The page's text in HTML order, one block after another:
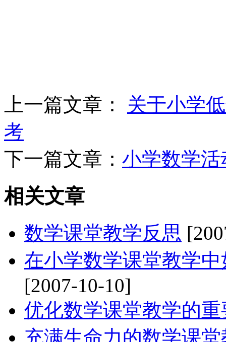
上一篇文章： 关于小学
考
下一篇文章： 小学数学
相关文章
数学课堂教学反思
在小学数学课堂教学
[2007-10-10]
优化数学课堂教学的
充满生命力的数学课堂